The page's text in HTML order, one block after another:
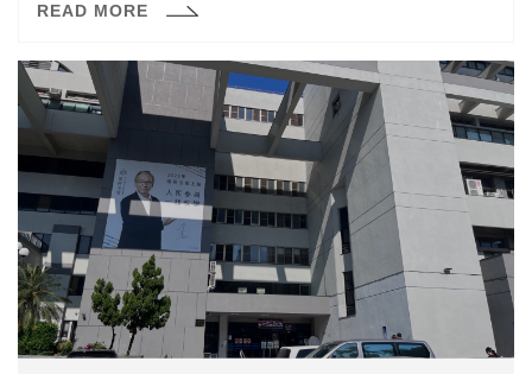
運而生。
READ MORE